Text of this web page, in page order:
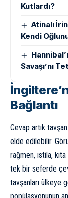
Kutlardı?
Atinalı
Kendi
Savaşı’nı
Bağlantı
Cevap artık tavşan
elde edilebilir.
rağmen, istila,
tek bir seferde
tavşanları ülkeye